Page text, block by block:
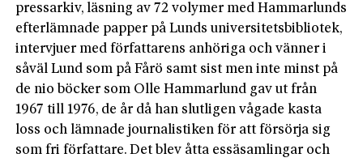
pressarkiv, läsning av 72 volymer med Hammarlunds
efterlämnade papper på Lunds universitetsbibliotek,
intervjuer med författarens anhöriga och vänner i
såväl Lund som på Fårö samt sist men inte minst på
de nio böcker som Olle Hammarlund gav ut från
1967 till 1976, de år då han slutligen vågade kasta
loss och lämnade journalistiken för att försörja sig
som fri författare. Det blev åtta essäsamlingar och